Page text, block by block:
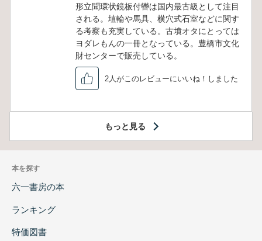
形立聞環状鏡板付轡は国内最古級として注目
される。埴輪や馬具、横穴式石室などに関す
る考察も充実している。古墳オタにとっては
ヨダレもんの一冊となっている。豊橋市文化
財センターで販売している。
2人がこのレビューにいいね！しました
もっと見る
本を探す
六一書房の本
ランキング
特価図書